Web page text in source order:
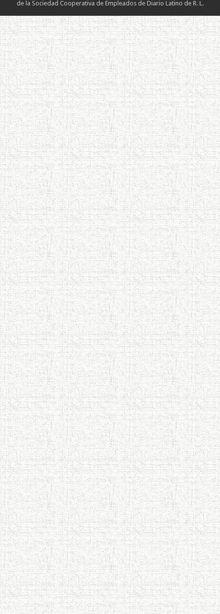
de la Sociedad Cooperativa de Empleados de Diario Latino de R. L.